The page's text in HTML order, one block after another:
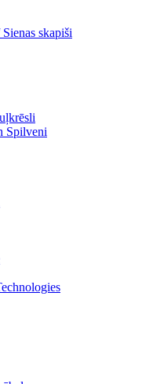
skapiši
Spilveni